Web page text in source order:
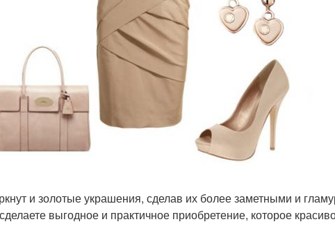
и золотые украшения, сделав их более заметными и
выгодное и практичное приобретение, которое